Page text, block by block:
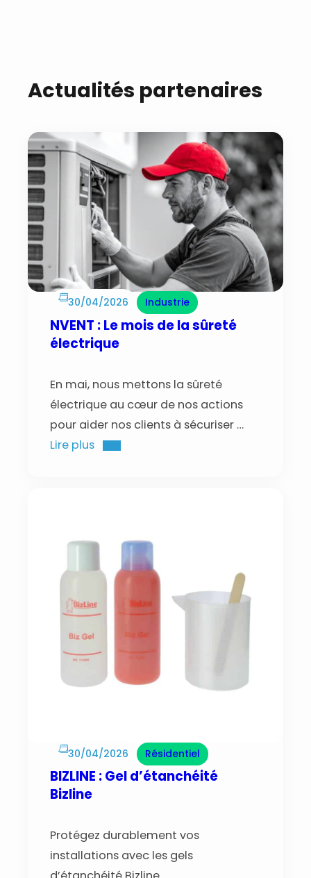
Actualités partenaires
30/04/2026 Industrie
NVENT : Le mois de la sûreté
électrique
En mai, nous mettons la sûreté
électrique au cœur de nos actions
pour aider nos clients à sécuriser …
Lire plus
30/04/2026 Résidentiel
BIZLINE : Gel d’étanchéité
Bizline
Protégez durablement vos
installations avec les gels